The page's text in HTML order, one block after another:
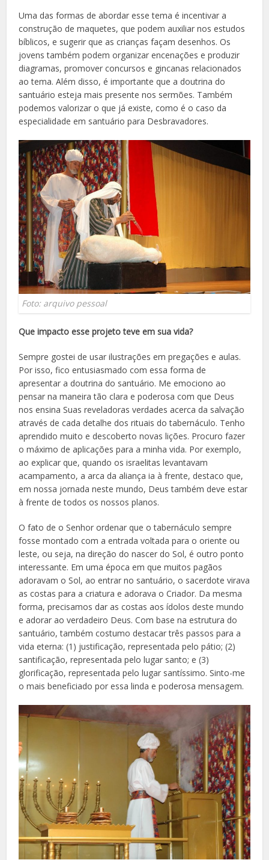
Uma das formas de abordar esse tema é incentivar a
construção de maquetes, que podem auxiliar nos estudos
bíblicos, e sugerir que as crianças façam desenhos. Os
jovens também podem organizar encenações e produzir
diagramas, promover concursos e gincanas relacionados
ao tema. Além disso, é importante que a doutrina do
santuário esteja mais presente nos sermões. Também
podemos valorizar o que já existe, como é o caso da
especialidade em santuário para Desbravadores.
Foto: arquivo pessoal
Que impacto esse projeto teve em sua vida?
Sempre gostei de usar ilustrações em pregações e aulas.
Por isso, fico entusiasmado com essa forma de
apresentar a doutrina do santuário. Me emociono ao
pensar na maneira tão clara e poderosa com que Deus
nos ensina Suas reveladoras verdades acerca da salvação
através de cada detalhe dos rituais do tabernáculo. Tenho
aprendido muito e descoberto novas lições. Procuro fazer
o máximo de aplicações para a minha vida. Por exemplo,
ao explicar que, quando os israelitas levantavam
acampamento, a arca da aliança ia à frente, destaco que,
em nossa jornada neste mundo, Deus também deve estar
à frente de todos os nossos planos.
O fato de o Senhor ordenar que o tabernáculo sempre
fosse montado com a entrada voltada para o oriente ou
leste, ou seja, na direção do nascer do Sol, é outro ponto
interessante. Em uma época em que muitos pagãos
adoravam o Sol, ao entrar no santuário, o sacerdote virava
as costas para a criatura e adorava o Criador. Da mesma
forma, precisamos dar as costas aos ídolos deste mundo
e adorar ao verdadeiro Deus. Com base na estrutura do
santuário, também costumo destacar três passos para a
vida eterna: (1) justificação, representada pelo pátio; (2)
santificação, representada pelo lugar santo; e (3)
glorificação, representada pelo lugar santíssimo. Sinto-me
o mais beneficiado por essa linda e poderosa mensagem.